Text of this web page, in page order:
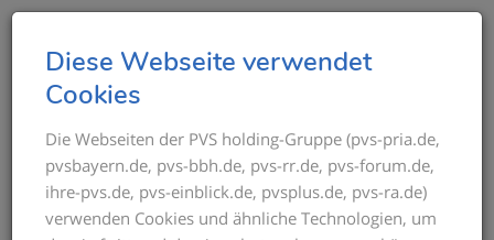
Diese Webseite verwendet
Cookies
Die Webseiten der PVS holding-Gruppe (pvs-pria.de,
pvsbayern.de, pvs-bbh.de, pvs-rr.de, pvs-forum.de,
ihre-pvs.de, pvs-einblick.de, pvsplus.de, pvs-ra.de)
verwenden Cookies und ähnliche Technologien, um
THEMEN IM ÜBERBLICK